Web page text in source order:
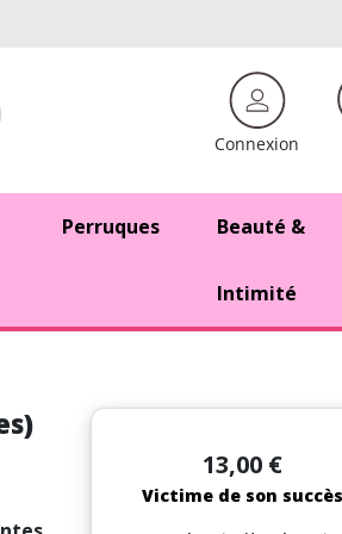
Connexion
Perruques Beauté &
Intimité
13,00 €
Victime de son succès